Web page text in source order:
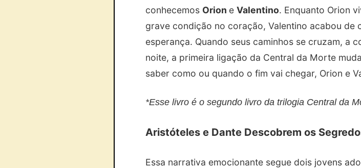
conhecemos Orion e Valentino. Enquanto Orion
grave condição no coração, Valentino acabou de
esperança. Quando seus caminhos se cruzam, a
noite, a primeira ligação da Central da Morte
saber como ou quando o fim vai chegar, Orion e
*Esse livro é o segundo livro da trilogia Central da
Aristóteles e Dante Descobrem os
Essa narrativa emocionante segue dois jovens